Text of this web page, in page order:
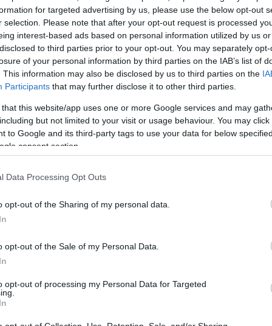
for targeted advertising by us, please use the below opt-out
selection. Please note that after your opt-out request is processed
interest-based ads based on personal information utilized by us
to third parties prior to your opt-out. You may separately
of your personal information by third parties on the IAB’s list of
This information may also be disclosed by us to third parties on the
Participants that may further disclose it to other third parties.
that this website/app uses one or more Google services and may
but not limited to your visit or usage behaviour. You may
to Google and its third-party tags to use your data for below
consent section.
Data Processing Opt Outs
opt-out of the Sharing of my personal data.
opt-out of the Sale of my Personal Data.
opt-out of processing my Personal Data for Targeted
οι γονείς δεν
Και όμως! Σε
βρέθηκε πως
μπορούν να
τους, και έχουν
από όσο είναι
δεν μπορεί να
της, με το λάθος
συχνός όταν τα
(υπέρβαρα ή στο